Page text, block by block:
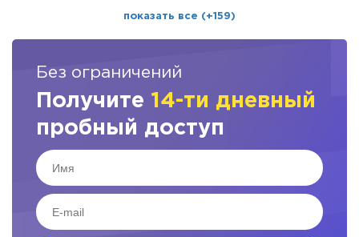
показать все (+159)
Без ограничений
Получите 14-ти дневный
пробный доступ